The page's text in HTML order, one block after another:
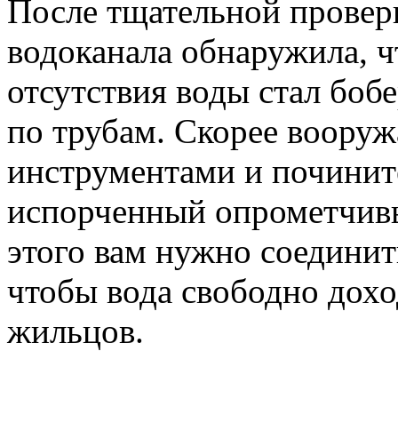
После тщательной
водоканала обнаружила,
отсутствия воды стал
по трубам. Скорее
инструментами и
испорченный
этого вам нужно
чтобы вода свободно
жильцов.